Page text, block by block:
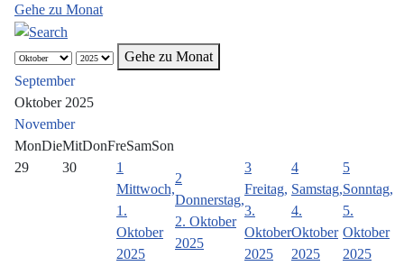
Gehe zu Monat
Gehe zu Monat
September
Oktober 2025
November
MonDieMitDonFreSamSon
29
30
1
Mittwoch,
1.
Oktober
2025
2
Donnerstag,
2. Oktober
2025
3
Freitag,
3.
Oktober
2025
4
Samstag,
4.
Oktober
2025
5
Sonntag,
5.
Oktober
2025